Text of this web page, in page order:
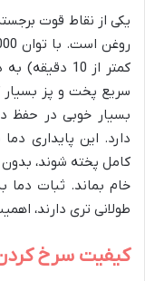
کمتر از 10
سریع پخت و پز بسیار
بسیار خوبی در حفظ
دارد. این پایداری
کامل پخته شوند،
خام بماند. ثبات دما
طولانی تری دارند،
کیفیت سرخ